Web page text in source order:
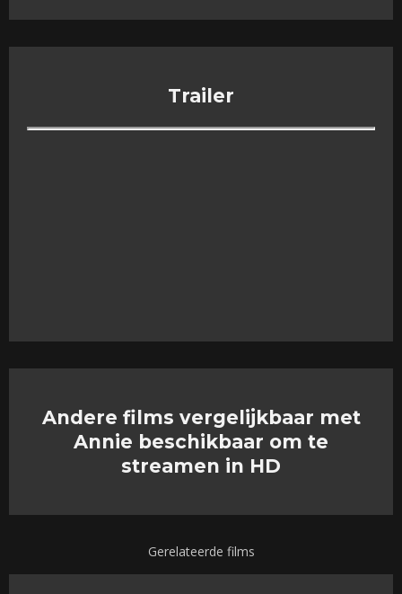
Trailer
Andere films vergelijkbaar met
Annie beschikbaar om te
streamen in HD
Gerelateerde films